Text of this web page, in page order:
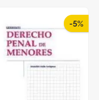
-5%